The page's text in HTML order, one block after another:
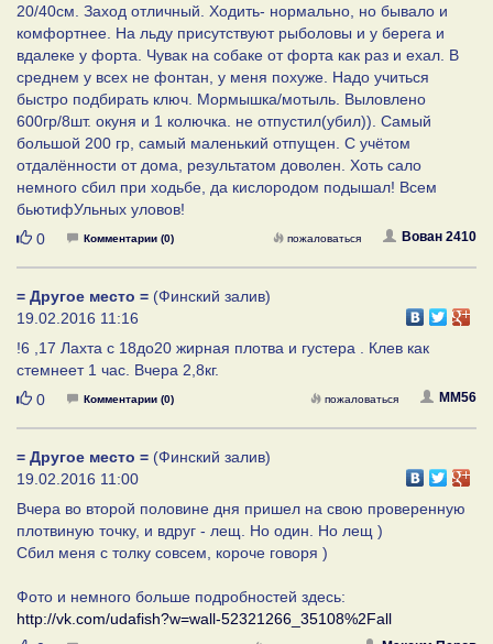
20/40см. Заход отличный. Ходить- нормально, но бывало и
комфортнее. На льду присутствуют рыболовы и у берега и
вдалеке у форта. Чувак на собаке от форта как раз и ехал. В
среднем у всех не фонтан, у меня похуже. Надо учиться
быстро подбирать ключ. Мормышка/мотыль. Выловлено
600гр/8шт. окуня и 1 колючка. не отпустил(убил)). Самый
большой 200 гр, самый маленький отпущен. С учётом
отдалённости от дома, результатом доволен. Хоть сало
немного сбил при ходьбе, да кислородом подышал! Всем
бьютифУльных уловов!
Нравится
0 Комментарии (0) Вован 2410
пожаловаться
= Другое место = (Финский залив)
19.02.2016 11:16
!6 ,17 Лахта с 18до20 жирная плотва и густера . Клев как
стемнеет 1 час. Вчера 2,8кг.
Нравится
0 Комментарии (0) MM56
пожаловаться
= Другое место = (Финский залив)
19.02.2016 11:00
Вчера во второй половине дня пришел на свою проверенную
плотвиную точку, и вдруг - лещ. Но один. Но лещ )
Сбил меня с толку совсем, короче говоря )
Фото и немного больше подробностей здесь:
http://vk.com/udafish?w=wall-52321266_35108%2Fall